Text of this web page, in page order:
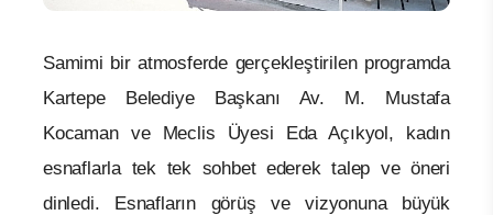
Samimi bir atmosferde gerçekleştirilen programda
Kartepe Belediye Başkanı Av. M. Mustafa
Kocaman ve Meclis Üyesi Eda Açıkyol, kadın
esnaflarla tek tek sohbet ederek talep ve öneri
dinledi. Esnafların görüş ve vizyonuna büyük